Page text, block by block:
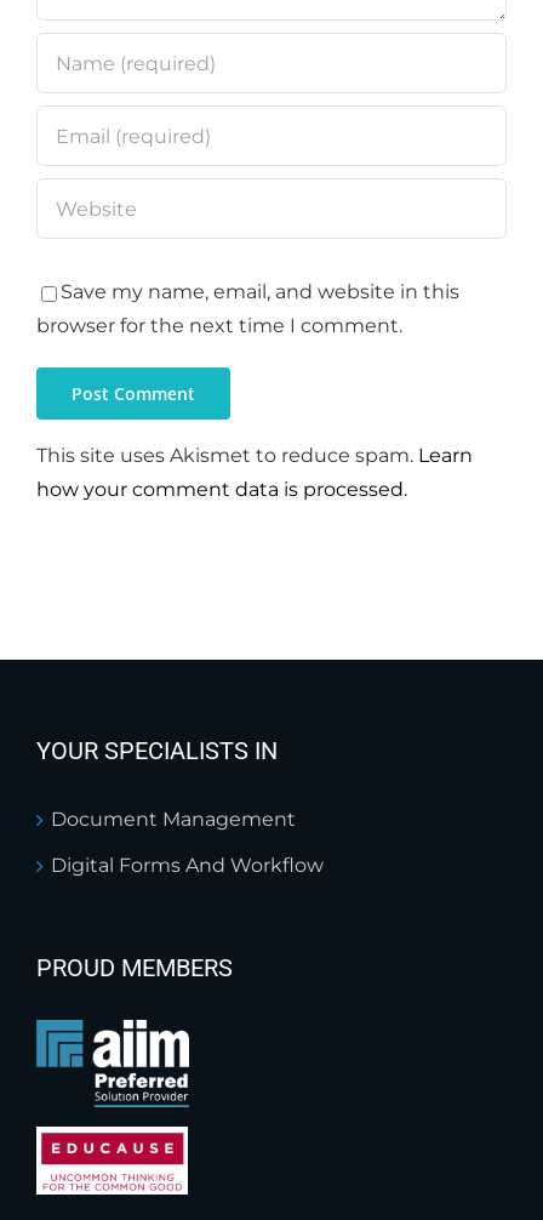
Save my name, email, and website in this
browser for the next time I comment.
This site uses Akismet to reduce spam. Learn
how your comment data is processed.
YOUR SPECIALISTS IN
Document Management
Digital Forms And Workflow
PROUD MEMBERS